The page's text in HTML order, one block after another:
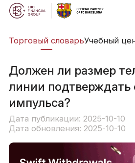
Торговый словарьУчебный
Должен ли размер
линии подтверждать
импульса?
Дата публикации: 2025-10-10
Дата обновления: 2025-10-10